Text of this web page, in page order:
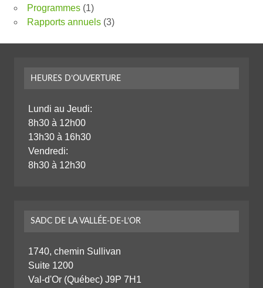
Programmes (1)
Rapports annuels (3)
HEURES D’OUVERTURE
Lundi au Jeudi:
8h30 à 12h00
13h30 à 16h30
Vendredi:
8h30 à 12h30
SADC DE LA VALLÉE-DE-L’OR
1740, chemin Sullivan
Suite 1200
Val-d'Or (Québec) J9P 7H1